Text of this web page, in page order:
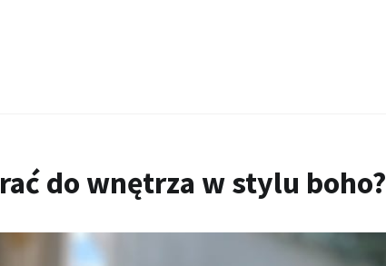
do wnętrza w stylu boho?